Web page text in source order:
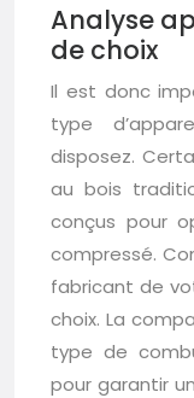
Analyse
de choix
Il est donc
type
disposez.
au bois
conçus pour
compressé.
fabricant de
choix. La
type de
pour garantir